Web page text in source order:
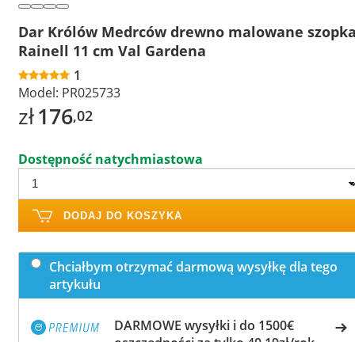
Dar Królów Medrców drewno malowane
Rainell 11 cm Val Gardena
1
Model: PR025733
zł176,02
Dostępność natychmiastowa
DODAJ DO KOSZYKA
Chciałbym otrzymać darmową wysyłkę dla tego
artykułu
DARMOWE wysyłki i do 1500€